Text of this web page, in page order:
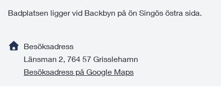
Badplatsen ligger vid Backbyn på ön Singös östra sida.
Besöksadress
Länsman 2, 764 57 Grisslehamn
Besöksadress på Google Maps